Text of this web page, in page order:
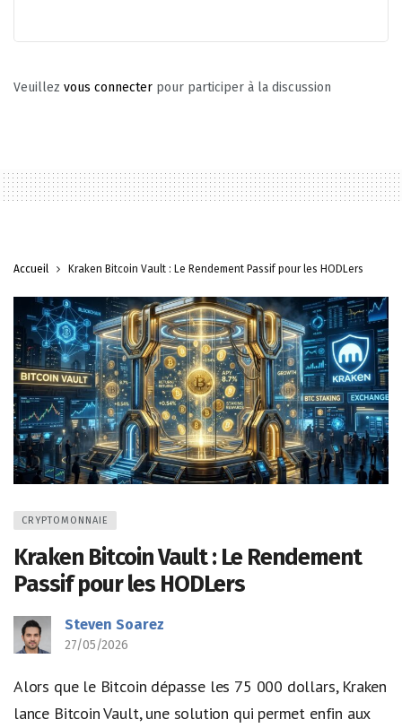
Veuillez vous connecter pour participer à la discussion
Accueil Kraken Bitcoin Vault : Le Rendement Passif pour les HODLers
CRYPTOMONNAIE
Kraken Bitcoin Vault : Le Rendement
Passif pour les HODLers
Steven Soarez
27/05/2026
Alors que le Bitcoin dépasse les 75 000 dollars, Kraken
lance Bitcoin Vault, une solution qui permet enfin aux